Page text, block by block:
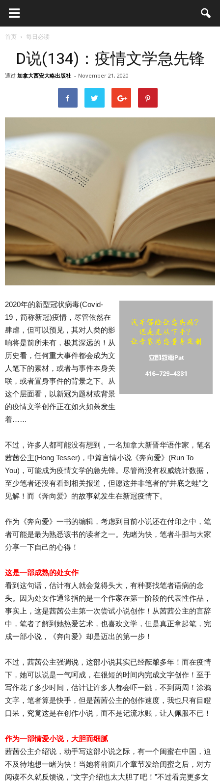
首页 每日必读
D说(134)：疫情文学急先锋
通过 加拿大西安大略出版社 - November 21, 2020
2020年的新型冠状病毒(Covid-
19，简称新冠)疫情，尽管依然在
肆虐，但可以预见，其对人类的影
响将是前所未有，极其深远的！从
历史看，任何重大事件都会成为文
人笔下的素材，或者与事件本身关
联，或者置身事件的背景之下。从
这个层面看，以新冠为题材或背景
的疫情文学创作正在如火如荼发生
着……
不过，许多人都可能没有想到，一名加拿大新晋华语作家，笔名
茜茜公主(Hong Tesser)，中篇言情小说《奔向爱》(Run To
You)，可能成为疫情文学的急先锋。尽管尚没有权威统计数据，
至少笔者还没有看到相关报道，但愿这并非笔者的“井底之蛙”之
见解！而《奔向爱》的故事就发生在新冠疫情下。
作为《奔向爱》一书的编辑，考虑到目前小说还在付印之中，笔
者可能是最为熟悉该书的读者之一。先睹为快，笔者斗胆与大家
分享一下自己的心得！
这是一部成熟的处女作
看到这句话，估计有人就会觉得头大，有种要找笔者语病的念
头。因为处女作通常指的是一个作家在第一阶段的代表性作品，
事实上，这是茜茜公主第一次尝试小说创作！从茜茜公主的言辞
中，笔者了解到她热爱艺术，也喜欢文学，但是真正拿起笔，完
成一部小说，《奔向爱》却是迈出的第一步！
不过，茜茜公主强调说，这部小说其实已经酝酿多年！而在疫情
下，她可以说是一气呵成，在很短的时间内完成文字创作！至于
写作花了多少时间，估计让许多人都会吓一跳，不到两周！涂鸦
文字，笔者算是快手，但是茜茜公主的创作速度，我也只有目瞪
口呆，究竟这是在创作小说，而不是记流水账，让人佩服不已！
作为一部情爱小说，大胆而细腻
茜茜公主介绍说，动手写这部小说之际，有一个闺蜜在中国，迫
不及待地想一睹为快！当她将前面几个章节发给闺蜜之后，对方
阅读不久就反馈说，“文字介绍也太大胆了吧！”不过看完更多文